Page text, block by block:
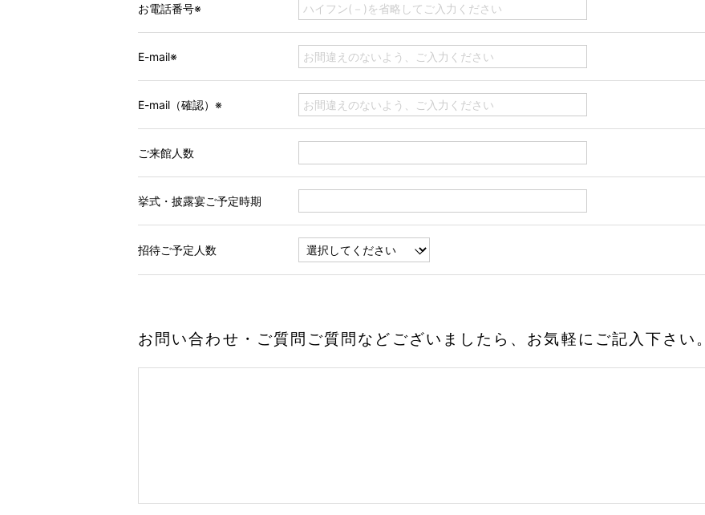
お電話番号※
E-mail※
E-mail（確認）※
ご来館人数
挙式・披露宴ご予定時期
招待ご予定人数
お問い合わせ・ご質問ご質問などございましたら、お気軽にご記入下さい。